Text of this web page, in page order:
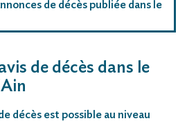
de décès publiée dans le
de décès dans le
décès est possible au niveau